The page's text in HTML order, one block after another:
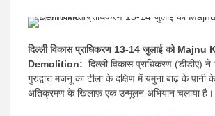
दिल्ली विकास प्राधिकरण 13-14 जुलाई को Majnu
Demolition: दिल्ली विकास प्राधिकरण (डीडीए)
गुरुद्वारा मजनू का टीला के दक्षिण में यमुना बाढ़ के पानी
अतिक्रमण के खिलाफ़ एक उन्मूलन अभियान चलाया है।